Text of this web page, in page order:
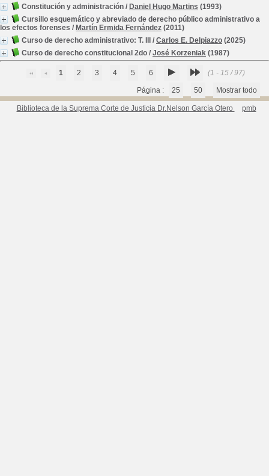
Constitución y administración / Daniel Hugo Martins (1993)
Cursillo esquemático y abreviado de derecho público administrativo a
los efectos forenses / Martín Ermida Fernández (2011)
Curso de derecho administrativo: T. III
/ Carlos E. Delpiazzo (2025)
Curso de derecho constitucional 2do / José Korzeniak (1987)
1 2 3 4 5 6 (1 - 15 / 97)
Página : 25 50 Mostrar todo
Biblioteca de la Suprema Corte de Justicia Dr.Nelson García Otero pmb